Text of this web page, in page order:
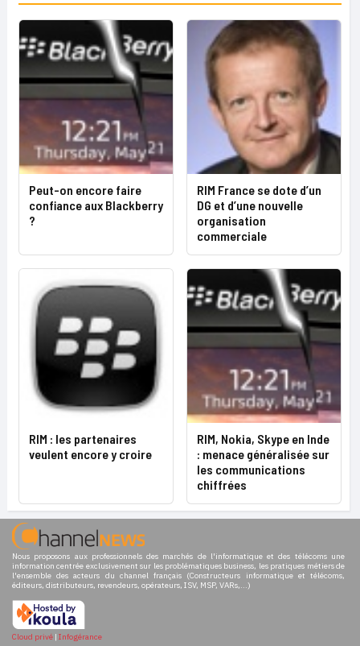
Peut-on encore faire
confiance aux Blackberry
?
RIM France se dote d’un
DG et d’une nouvelle
organisation
commerciale
RIM : les partenaires
veulent encore y croire
RIM, Nokia, Skype en Inde
: menace généralisée sur
les communications
chiffrées
Nous proposons aux professionnels des marchés de l'informatique et des télécoms une
information centrée exclusivement sur les problématiques business, les pratiques métiers de
l'ensemble des acteurs du channel français (Constructeurs informatique et télécoms,
éditeurs, distributeurs, revendeurs, opérateurs, ISV, MSP, VARs,...)
Cloud privé | Infogérance